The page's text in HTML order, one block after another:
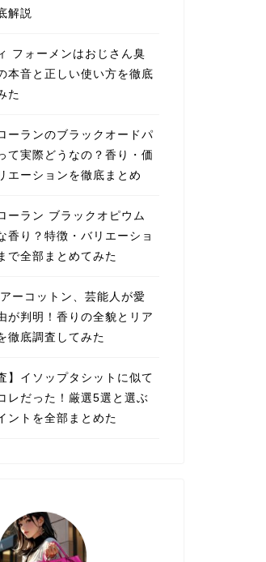
解説
フォーメンはおじさん臭
本音と正しい使い方を徹底
た
ーランのブラックオードパ
て実際どうなの？香り・価
エーションを徹底まとめ
ーラン ブラックオピウム
香り？特徴・バリエーショ
で全部まとめてみた
ーコットン、芸能人が愛
が判明！香りの全貌とリア
徹底調査してみた
】イソップタシットに似て
レだった！厳選5選と選ぶ
ントを全部まとめた